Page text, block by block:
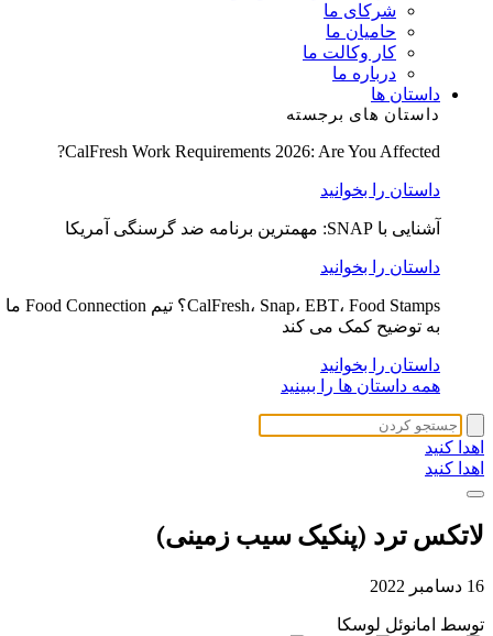
شرکای ما
حامیان ما
کار وکالت ما
درباره ما
داستان ها
داستان های برجسته
CalFresh Work Requirements 2026: Are You Affected?
داستان را بخوانید
آشنایی با SNAP: مهمترین برنامه ضد گرسنگی آمریکا
داستان را بخوانید
CalFresh، Snap، EBT، Food Stamps؟ تیم Food Connection ما
به توضیح کمک می کند
داستان را بخوانید
همه داستان ها را ببینید
اهدا کنید
اهدا کنید
لاتکس ترد (پنکیک سیب زمینی)
16 دسامبر 2022
توسط امانوئل لوسکا